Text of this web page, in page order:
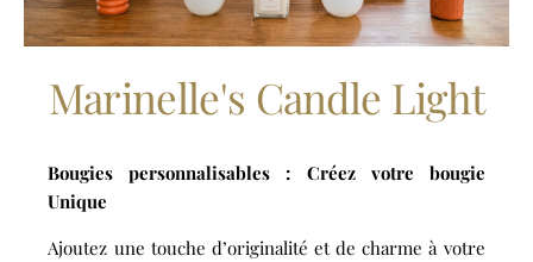
Marinelle's Candle Light
Bougies personnalisables : Créez votre bougie
Unique
Ajoutez une touche d’originalité et de charme à votre